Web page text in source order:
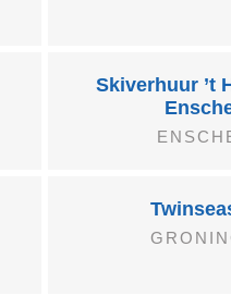
Skiverhuur ’t